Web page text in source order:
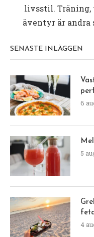
livsstil. Träning,
äventyr är andra
SENASTE INLÄGGEN
6
5
4